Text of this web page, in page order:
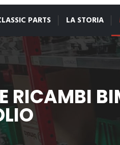
PARTS LA STORIA
RICAMBI